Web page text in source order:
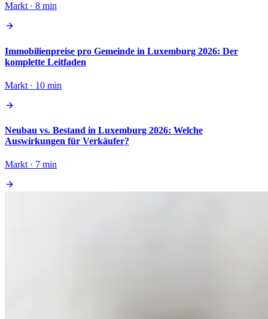
Markt · 8 min
Immobilienpreise pro Gemeinde in Luxemburg 2026: Der
komplette Leitfaden
Markt · 10 min
Neubau vs. Bestand in Luxemburg 2026: Welche
Auswirkungen für Verkäufer?
Markt · 7 min